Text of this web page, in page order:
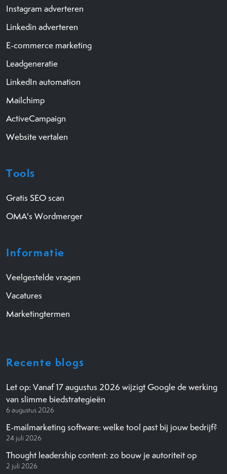
Instagram adverteren
Linkedin adverteren
E-commerce marketing
Leadgeneratie
LinkedIn automation
Mailchimp
ActiveCampaign
Website vertalen
Tools
Gratis SEO scan
OMA's Wordmerger
Informatie
Veelgestelde vragen
Vacatures
Marketingtermen
Recente blogs
Let op: Vanaf 17 augustus 2026 wijzigt Google de werking
van slimme biedstrategieën
6 augustus 2026
E-mailmarketing software: welke tool past bij jouw bedrijf?
24 juli 2026
Thought leadership content: zo bouw je autoriteit op
2 juli 2026